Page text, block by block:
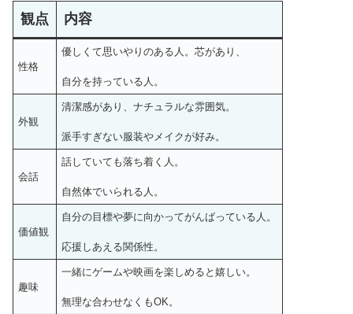
観点 内容
性格
優しくて思いやりのある人。芯があり、
自分を持っている人。
外観
清潔感があり、ナチュラルな雰囲気。
派手すぎない服装やメイクが好み。
会話
話していても落ち着く人。
自然体でいられる人。
価値観
自分の目標や夢に向かってがんばっている人。
応援しあえる関係性。
趣味
一緒にゲームや映画を楽しめると嬉しい。
無理な合わせなくもOK。